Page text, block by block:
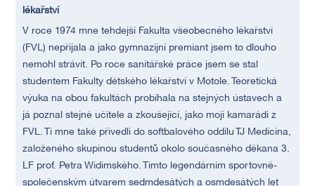
lékařství
V roce 1974 mne tehdejší Fakulta všeobecného lékařství
(FVL) nepřijala a jako gymnazijní premiant jsem to dlouho
nemohl strávit. Po roce sanitářské práce jsem se stal
studentem Fakulty dětského lékařství v Motole. Teoretická
výuka na obou fakultách probíhala na stejných ústavech a
já poznal stejné učitele a zkoušející, jako moji kamarádi z
FVL. Ti mne také přivedli do softbalového oddílu TJ Medicína,
založeného skupinou studentů okolo současného děkana 3.
LF prof. Petra Widimského. Tímto legendárním sportovně-
společenským útvarem sedmdesátých a osmdesátých let